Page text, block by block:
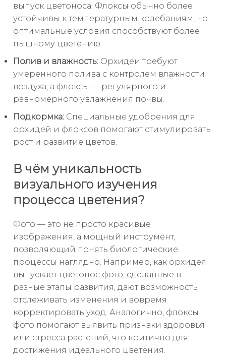
выпуск цветоноса. Флоксы обычно более
устойчивы к температурным колебаниям, но
оптимальные условия способствуют более
пышному цветению.
Полив и влажность: Орхидеи требуют
умеренного полива с контролем влажности
воздуха, а флоксы — регулярного и
равномерного увлажнения почвы.
Подкормка: Специальные удобрения для
орхидей и флоксов помогают стимулировать
рост и развитие цветов.
В чём уникальность
визуального изучения
процесса цветения?
Фото — это не просто красивые
изображения, а мощный инструмент,
позволяющий понять биологические
процессы наглядно. Например, как орхидея
выпускает цветонос фото, сделанные в
разные этапы развития, дают возможность
отслеживать изменения и вовремя
корректировать уход. Аналогично, флоксы
фото помогают выявить признаки здоровья
или стресса растений, что критично для
достижения идеального цветения.